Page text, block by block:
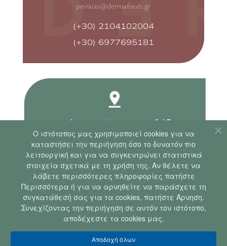
Ο ιστότοπoς μας χρησιμοποιεί cookies για να
καταστήσει την περιήγηση όσο το δυνατόν πιο
λειτουργική και για να συγκεντρώνει στατιστικά
στοιχεία σχετικά με τη χρήση της. Αν θέλετε να
λάβετε περισσότερες πληροφορίες πατήστε
Περισσότερα ή για να αρνηθείτε να παράσχετε τη
συγκατάθεσή σας για τα cookies, πατήστε Άρνηση.
Συνεχίζοντας την περιήγηση σε αυτόν τον ιστότοπο,
αποδέχεστε τα cookies μας.
Αποδοχή όλων
peiraias@dermafresh.gr
(+30) 2104102004
(+30) 6977695181
Δημήτριος Καραφουλίδης
Δερματολόγος - Αφροδισιολόγος
MD, MSc - MDsc
Ελευθερίου Βενιζέλου 13 και Αμβροσίου
Μοσχονησίων 1,Νέα Σμύρνη
info@dermafresh.gr
(+30) 2109322011